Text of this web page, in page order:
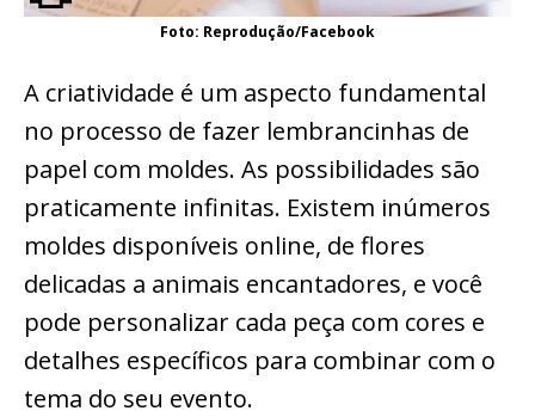
Foto: Reprodução/Facebook
A criatividade é um aspecto fundamental
no processo de fazer lembrancinhas de
papel com moldes. As possibilidades são
praticamente infinitas. Existem inúmeros
moldes disponíveis online, de flores
delicadas a animais encantadores, e você
pode personalizar cada peça com cores e
detalhes específicos para combinar com o
tema do seu evento.